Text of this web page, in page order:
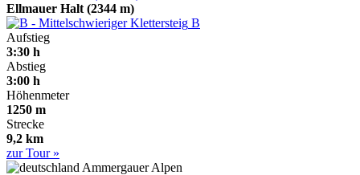
Ellmauer Halt (2344 m)
B
Aufstieg
3:30 h
Abstieg
3:00 h
Höhenmeter
1250 m
Strecke
9,2 km
zur Tour »
Ammergauer Alpen